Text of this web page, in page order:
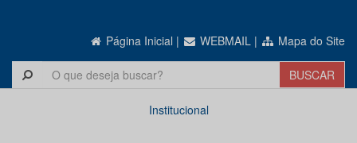
Página Inicial | WEBMAIL | Mapa do Site
Institucional